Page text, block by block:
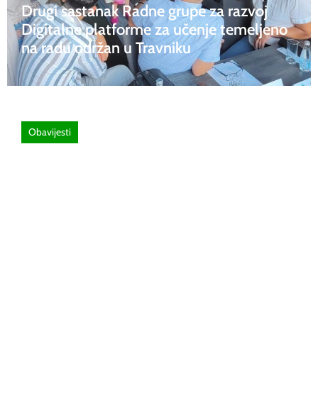
Drugi sastanak Radne grupe za razvoj
Digitalne platforme za učenje temeljeno
na radu održan u Travniku
Obavijesti